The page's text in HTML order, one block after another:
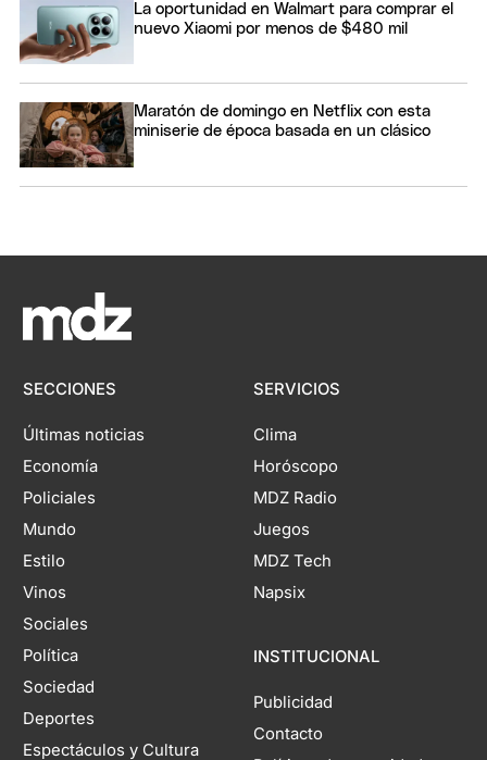
La oportunidad en Walmart para comprar el
nuevo Xiaomi por menos de $480 mil
Maratón de domingo en Netflix con esta
miniserie de época basada en un clásico
SECCIONES
Últimas noticias
Economía
Policiales
Mundo
Estilo
Vinos
Sociales
Política
Sociedad
Deportes
Espectáculos y Cultura
SERVICIOS
Clima
Horóscopo
MDZ Radio
Juegos
MDZ Tech
Napsix
INSTITUCIONAL
Publicidad
Contacto